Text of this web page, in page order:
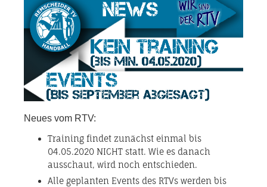
Neues vom RTV:
Training findet zunächst einmal bis
04.05.2020 NICHT statt. Wie es danach
ausschaut, wird noch entschieden.
Alle geplanten Events des RTVs werden bis